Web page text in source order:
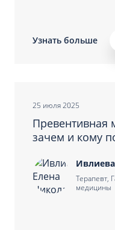
Узнать больше
25 июля 2025
Превентивная
зачем и кому
Терапевт,
медицины